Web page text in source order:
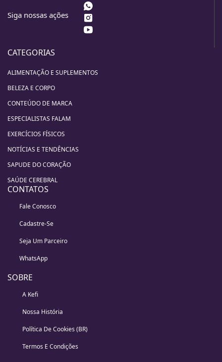
Siga nossas ações
CATEGORIAS
ALIMENTAÇÃO E SUPLEMENTOS
BELEZA E CORPO
CONTEÚDO DE MARCA
ESPECIALISTAS FALAM
EXERCÍCIOS FÍSICOS
NOTÍCIAS E TENDÊNCIAS
SAPUDE DO CORAÇÃO
SAÚDE CEREBRAL
CONTATOS
Fale Conosco
Cadastre-Se
Seja Um Parceiro
WhatsApp
SOBRE
A Kefi
Nossa História
Política De Cookies (BR)
Termos E Condições